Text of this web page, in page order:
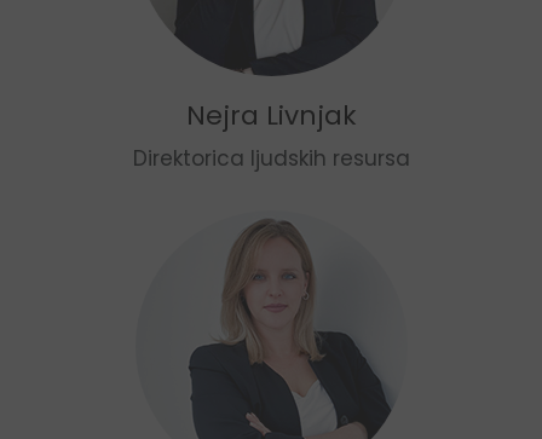
Nejra Livnjak
Direktorica ljudskih resursa